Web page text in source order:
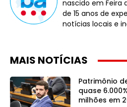
nascido em Feira
de 15 anos de
notícias locais e
MAIS NOTÍCIAS
Patrimônio
quase
milhões em